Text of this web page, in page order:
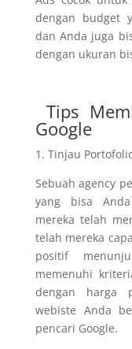
dengan budget
dan Anda juga
dengan ukuran
Tips
Google
1. Tinjau
Sebuah agency
yang bisa
mereka telah
telah mereka
positif
memenuhi
dengan harga
webiste Anda
pencari Google.